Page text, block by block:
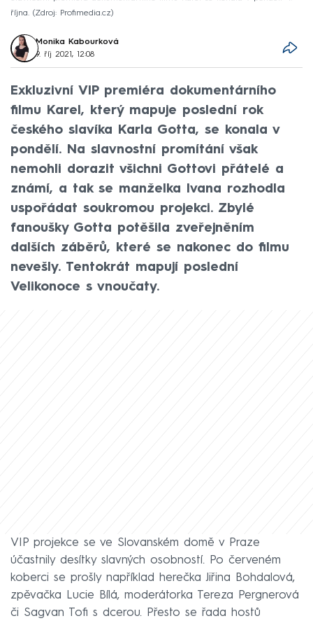
října.
Zdroj: Profimedia.cz
Monika Kabourková
9. říj 2021, 12:08
Exkluzivní VIP premiéra dokumentárního
filmu Karel, který mapuje poslední rok
českého slavíka Karla Gotta, se konala v
pondělí. Na slavnostní promítání však
nemohli dorazit všichni Gottovi přátelé a
známí, a tak se manželka Ivana rozhodla
uspořádat soukromou projekci. Zbylé
fanoušky Gotta potěšila zveřejněním
dalších záběrů, které se nakonec do filmu
nevešly. Tentokrát mapují poslední
Velikonoce s vnoučaty.
VIP projekce se ve Slovanském domě v Praze
účastnily desítky slavných osobností. Po červeném
koberci se prošly například herečka Jiřina Bohdalová,
zpěvačka Lucie Bílá, moderátorka Tereza Pergnerová
či Sagvan Tofi s dcerou. Přesto se řada hostů